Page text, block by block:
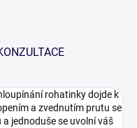
rohatinky dojde k
a zvednutím prutu se
jednoduše se uvolní váš